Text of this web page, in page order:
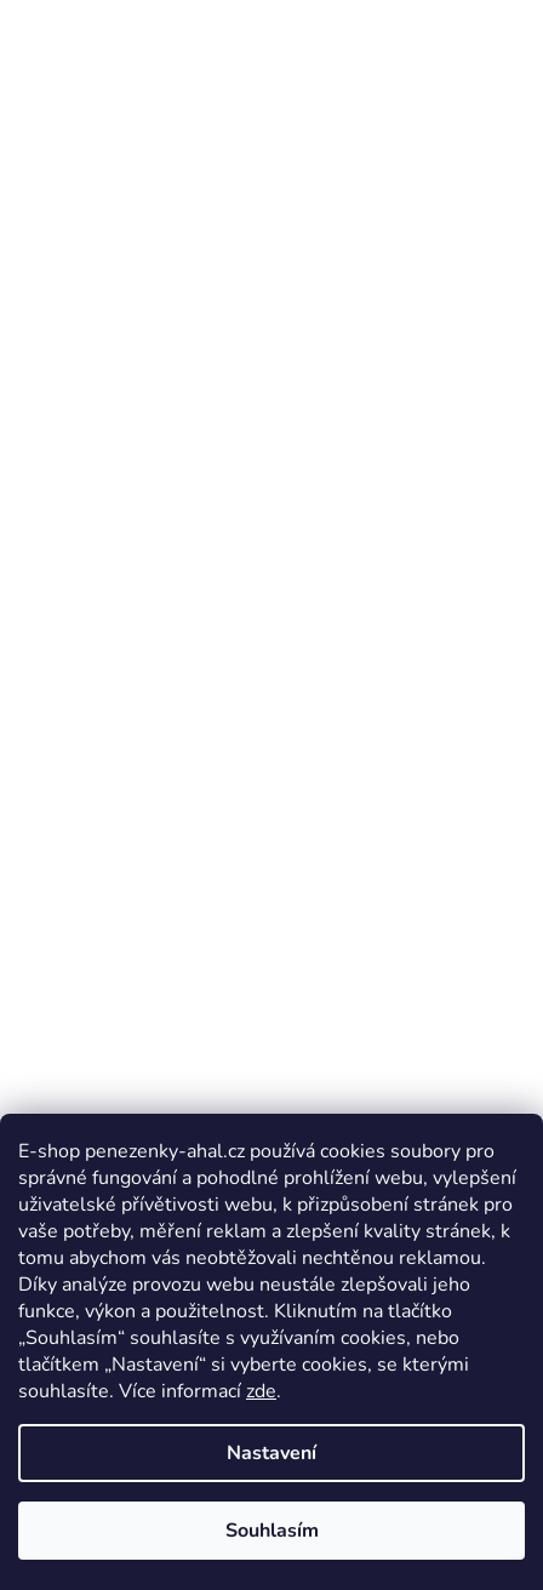
E-shop penezenky-ahal.cz používá cookies soubory pro
správné fungování a pohodlné prohlížení webu, vylepšení
uživatelské přívětivosti webu, k přizpůsobení stránek pro
vaše potřeby, měření reklam a zlepšení kvality stránek, k
tomu abychom vás neobtěžovali nechtěnou reklamou.
Díky analýze provozu webu neustále zlepšovali jeho
funkce, výkon a použitelnost. Kliknutím na tlačítko
„Souhlasím“ souhlasíte s využívaním cookies, nebo
tlačítkem „Nastavení“ si vyberte cookies, se kterými
souhlasíte. Více informacízde.
Nastavení
Souhlasím